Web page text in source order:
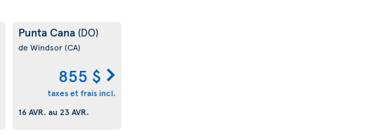
Punta Cana (DO)
de Windsor(CA)
855 $
taxes et frais incl.
16 AVR. au 23 AVR.